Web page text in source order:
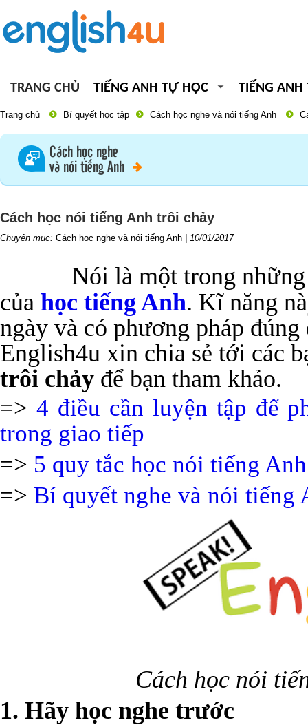
TRANG CHỦ TIẾNG ANH TỰ HỌC TIẾNG ANH
Trang chủ Bí quyết học tập Cách học nghe và nói tiếng Anh
Cách học nghe
và nói tiếng Anh
Cách học nói tiếng Anh trôi chảy
Chuyên mục: Cách học nghe và nói tiếng Anh 10/01/2017
Nói là một trong
của học tiếng Anh. Kĩ năng
ngày và có phương pháp
English4u xin chia sẻ tới các
trôi chảy để bạn tham khảo.
=> 4 điều cần luyện tập để
trong giao tiếp
=> 5 quy tắc học nói tiếng
=> Bí quyết nghe và nói tiếng
Cách học nói
1. Hãy học nghe trước